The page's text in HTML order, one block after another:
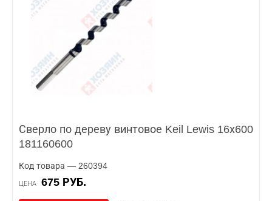
Сверло по дереву винтовое Keil Lewis 16х600
181160600
Код товара — 260394
ЦЕНА 675 РУБ.